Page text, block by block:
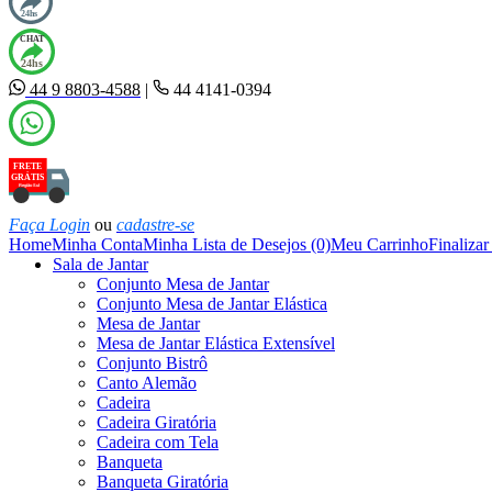
24hs
CHAT
24hs
44 9 8803-4588 | 44 4141-0394
FRETE
GRÁTIS
Região Sul
Faça Login ou cadastre-se
HomeMinha ContaMinha Lista de Desejos (0)Meu CarrinhoFinalizar
Sala de Jantar
Conjunto Mesa de Jantar
Conjunto Mesa de Jantar Elástica
Mesa de Jantar
Mesa de Jantar Elástica Extensível
Conjunto Bistrô
Canto Alemão
Cadeira
Cadeira Giratória
Cadeira com Tela
Banqueta
Banqueta Giratória